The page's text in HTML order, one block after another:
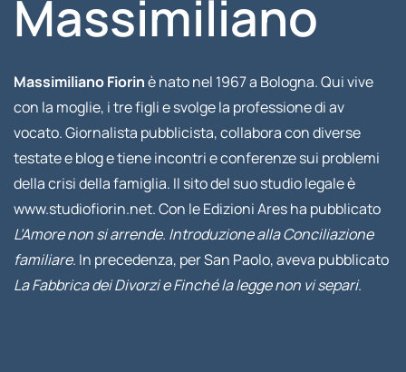
Massimiliano
Massimiliano Fiorinè nato nel 1967 a Bologna. Qui vive
con la moglie, i tre figli e svolge la professione di av
vocato. Giornalista pubblicista, collabora con diverse
testate e blog e tiene incontri e conferenze sui problemi
della crisi della famiglia. Il sito del suo studio legale è
www.studiofiorin.net. Con le Edizioni Ares ha pubblicato
L’Amore non si arrende. Introduzione alla Conciliazione
familiare. In precedenza, per San Paolo, aveva pubblicato
La Fabbrica dei Divorzi e Finché la legge non vi separi.